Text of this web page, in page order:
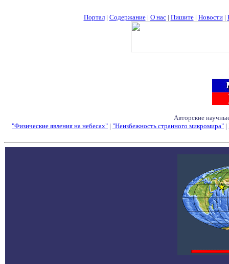
Портал| Содержание| О нас| Пишите| Новости|
Авторские
"Физические явления на небесах" | "Неизбежность странного микромира" |